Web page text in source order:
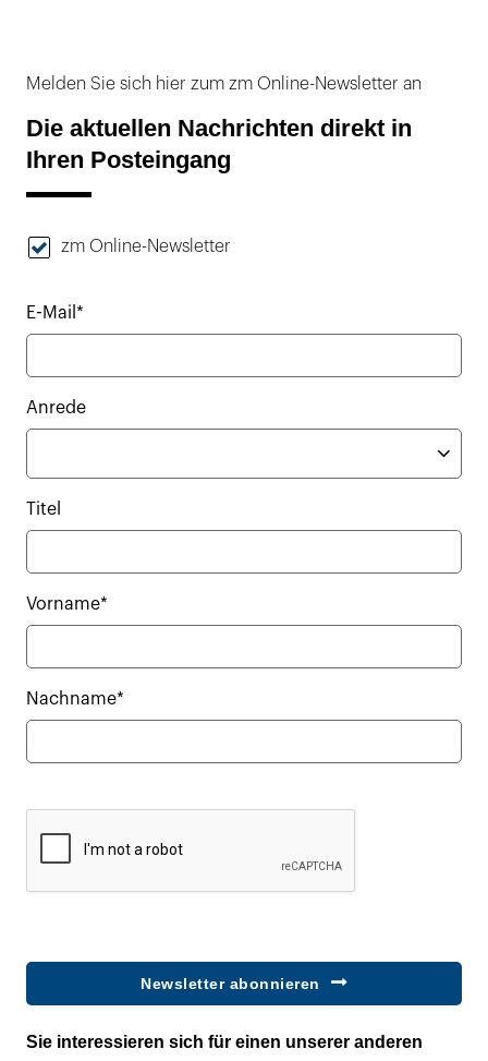
Melden Sie sich hier zum zm Online-Newsletter an
Die aktuellen Nachrichten direkt in
Ihren Posteingang
zm Online-Newsletter
E-Mail*
Anrede
Titel
Vorname*
Nachname*
Newsletter abonnieren
Sie interessieren sich für einen unserer anderen